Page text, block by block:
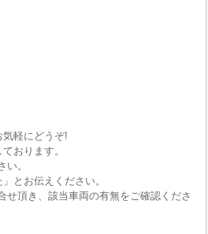
軽にどうぞ!
おります。
。
とお伝えください。
頂き、該当車両の有無をご確認くださ